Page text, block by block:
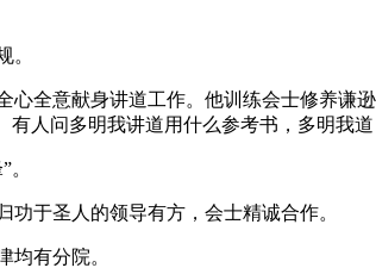
。
全意献身讲道工作。他训练会士修养谦
人问多明我讲道用什么参考书，多明我道
归功于圣人的领导有方，会士精诚合作。
均有分院。